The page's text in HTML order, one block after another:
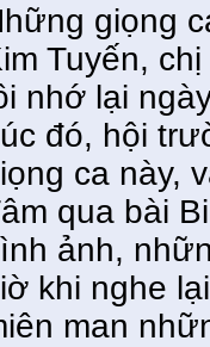
giọng
Tuyến,
nhớ lại
đó, hội
ca này,
qua bài
ảnh,
khi nghe
man